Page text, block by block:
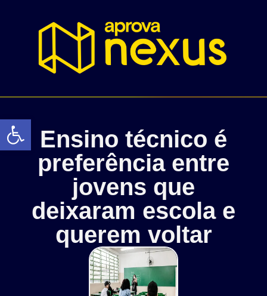
Abrir a barra de ferramentas
Ensino técnico é
preferência entre
jovens que
deixaram escola e
querem voltar